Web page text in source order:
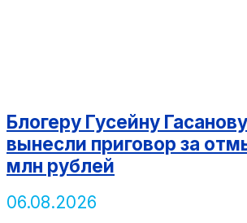
Блогеру Гусейну
вынесли приговор за
млн рублей
06.08.2026